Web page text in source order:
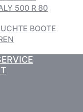
500 R 80
BOOTE